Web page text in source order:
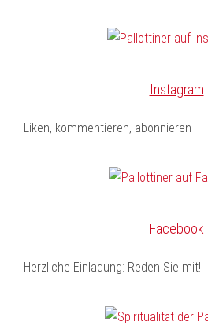
Instagram
Liken, kommentieren, abonnieren
Facebook
Herzliche Einladung: Reden Sie mit!